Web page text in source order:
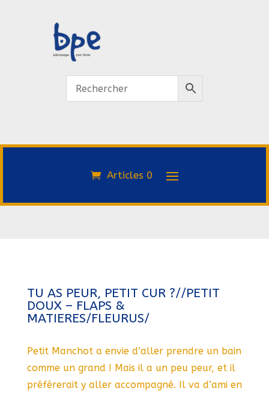
Articles 0
TU AS PEUR, PETIT CUR ?//PETIT
DOUX – FLAPS &
MATIERES/FLEURUS/
Petit Manchot a envie d’aller prendre un bain
comme un grand ! Mais il a un peu peur, et il
préférerait y aller accompagné. Il va d’ami en